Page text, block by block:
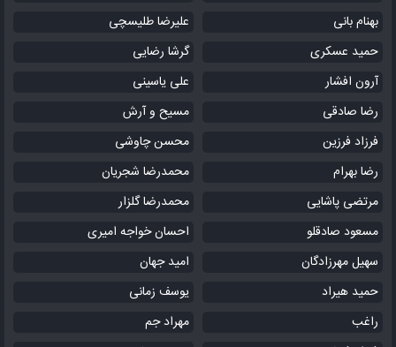
بهنام بانی
علیرضا طلیسچی
حمید عسکری
گرشا رضایی
آرون افشار
علی یاسینی
رضا صادقی
مسیح و آرش
فرزاد فرزین
محسن چاوشی
رضا بهرام
محمدرضا شجریان
مرتضی پاشایی
محمدرضا گلزار
مسعود صادقلو
احسان خواجه امیری
سهیل مهرزادگان
امید جهان
حمید هیراد
یوسف زمانی
راغب
مهراد جم